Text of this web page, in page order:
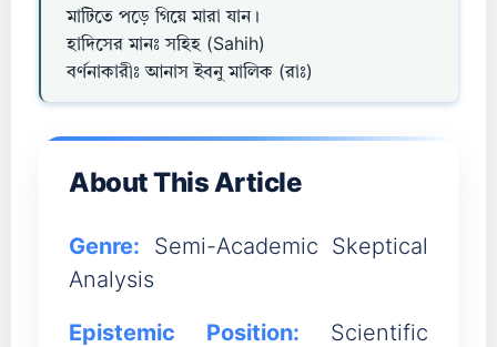
মাটিতে পড়ে গিয়ে মারা যান।
হাদিসের মানঃ সহিহ (Sahih)
বর্ণনাকারীঃ আনাস ইবনু মালিক (রাঃ)
About This Article
Genre: Semi-Academic Skeptical
Analysis
Epistemic Position: Scientific